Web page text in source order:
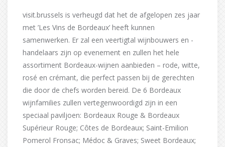
visit.brussels is verheugd dat het de afgelopen zes jaar
met ’Les Vins de Bordeaux’ heeft kunnen
samenwerken. Er zal een veertigtal wijnbouwers en -
handelaars zijn op evenement en zullen het hele
assortiment Bordeaux-wijnen aanbieden – rode, witte,
rosé en crémant, die perfect passen bij de gerechten
die door de chefs worden bereid. De 6 Bordeaux
wijnfamilies zullen vertegenwoordigd zijn in een
speciaal paviljoen: Bordeaux Rouge & Bordeaux
Supérieur Rouge; Côtes de Bordeaux; Saint-Emilion
Pomerol Fronsac; Médoc & Graves; Sweet Bordeaux;